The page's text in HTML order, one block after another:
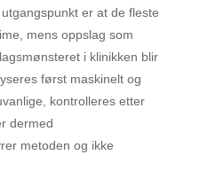
er at de fleste
mens oppslag som
i klinikken blir
først maskinelt og
kontrolleres etter
dermed
metoden og ikke